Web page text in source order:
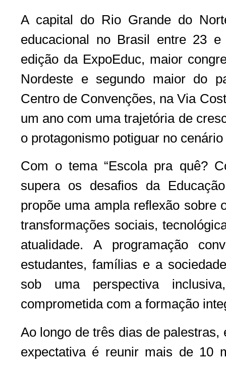
A capital do Rio Grande do
educacional no Brasil entre 23
edição da ExpoEduc, maior
Nordeste e segundo maior do
Centro de Convenções, na Via
um ano com uma trajetória de
o protagonismo potiguar no
Com o tema “Escola pra quê?
supera os desafios da
propõe uma ampla reflexão sobre
transformações sociais,
atualidade. A programação
estudantes, famílias e a
sob uma perspectiva
comprometida com a formação
Ao longo de três dias de
expectativa é reunir mais de 10